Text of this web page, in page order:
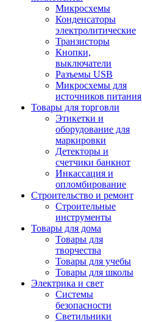
Микросхемы
Конденсаторы
электролитические
Транзисторы
Кнопки,
выключатели
Разъемы USB
Микросхемы для
источников питания
Товары для торговли
Этикетки и
оборудование для
маркировки
Детекторы и
счетчики банкнот
Инкассация и
опломбирование
Строительство и ремонт
Строительные
инструменты
Товары для дома
Товары для
творчества
Товары для учебы
Товары для школы
Электрика и свет
Системы
безопасности
Светильники